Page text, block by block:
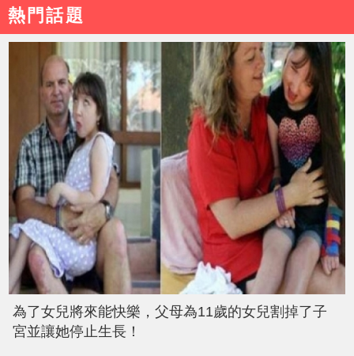
熱門話題
為了女兒將來能快樂，父母為11歲的女兒割掉了子
宮並讓她停止生長！